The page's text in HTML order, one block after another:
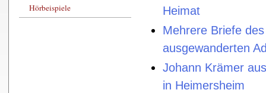
Hörbeispiele
Heimat
Mehrere Briefe
ausgewanderten
Johann Krämer
in Heimersheim